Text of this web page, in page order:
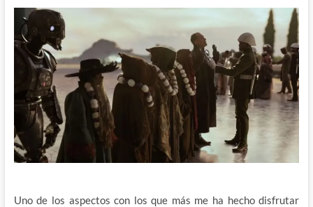
Uno de los aspectos con los que más me ha hecho disfrutar